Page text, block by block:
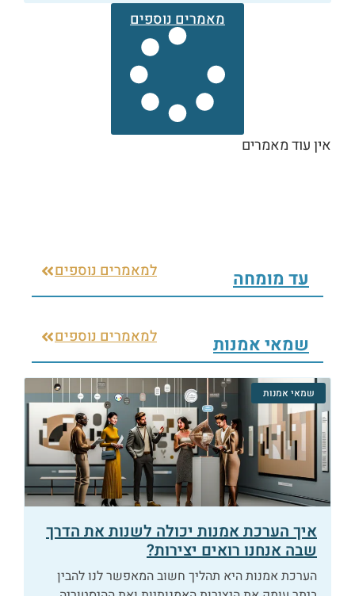
מאמרים נוספים
אין עוד מאמרים
עד מומחה למאמרים נוספים
שמאי אמנות למאמרים נוספים
שמאי אמנות
איך הערכת אמנות יכולה לשנות את הדרך
שבה אנחנו רואים יצירות?
הערכת אמנות היא תהליך חשוב המאפשר לנו להבין